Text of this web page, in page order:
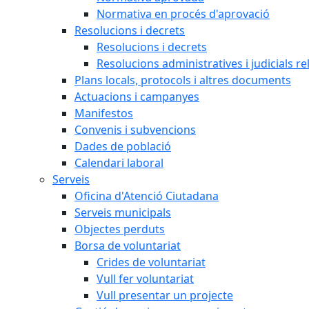
Normativa en procés d'aprovació
Resolucions i decrets
Resolucions i decrets
Resolucions administratives i judicials
Plans locals, protocols i altres documents
Actuacions i campanyes
Manifestos
Convenis i subvencions
Dades de població
Calendari laboral
Serveis
Oficina d'Atenció Ciutadana
Serveis municipals
Objectes perduts
Borsa de voluntariat
Crides de voluntariat
Vull fer voluntariat
Vull presentar un projecte